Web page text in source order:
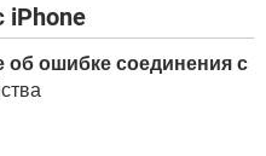
iPhone
об ошибке соединения с